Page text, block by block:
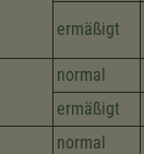
ermäßigt
normal
ermäßigt
normal